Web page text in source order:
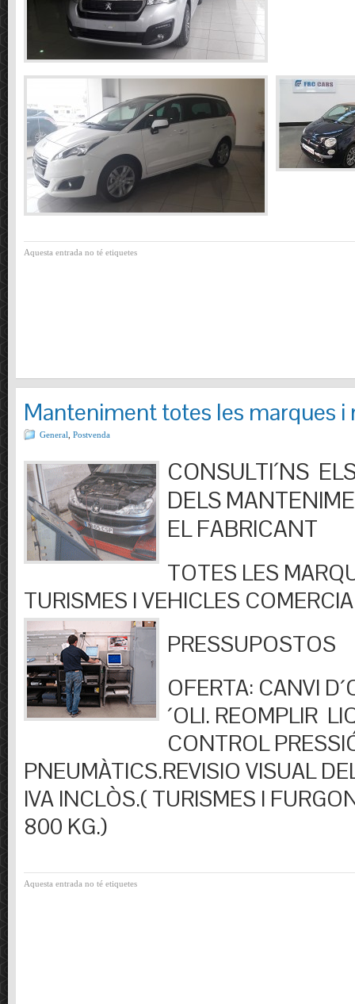
Aquesta entrada no té etiquetes
Manteniment totes les marques i
General Postvenda
CONSULTI´NS
DELS
EL FABRICANT
TOTES LES
TURISMES I VEHICLES
PRESSUPOSTOS
OFERTA: CANVI
´OLI. REOMPLIR
CONTROL
PNEUMÀTICS.REVISIO VISUAL
IVA INCLÒS.( TURISMES I
800 KG.)
Aquesta entrada no té etiquetes